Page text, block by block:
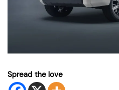
Spread the love